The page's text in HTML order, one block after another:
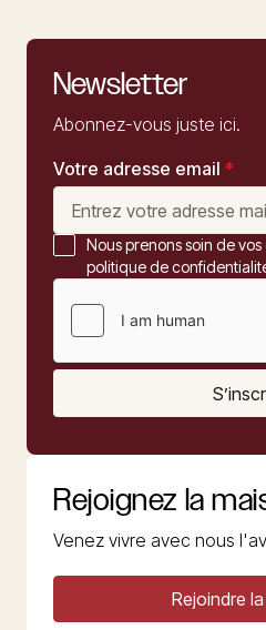
Newsletter
Abonnez-vous juste ici.
Votre adresse email *
Nous prenons soin de
politique de
Rejoignez la
Venez vivre avec nous
Rejoindre